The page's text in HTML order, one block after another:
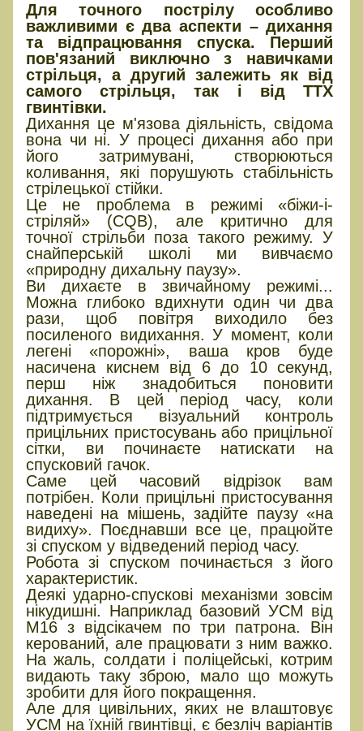
Для точного пострілу особливо
важливими є два аспекти – дихання
та відпрацювання спуска. Перший
пов'язаний виключно з навичками
стрільця, а другий залежить як від
самого стрільця, так і від ТТХ
гвинтівки.
Дихання це м'язова діяльність, свідома
вона чи ні. У процесі дихання або при
його затримувані, створюються
коливання, які порушують стабільність
стрілецької стійки.
Це не проблема в режимі «біжи-і-
стріляй» (CQB), але критично для
точної стрільби поза такого режиму. У
снайперській школі ми вивчаємо
«природну дихальну паузу».
Ви дихаєте в звичайному режимі...
Можна глибоко вдихнути один чи два
рази, щоб повітря виходило без
посиленого видихання. У момент, коли
легені «порожні», ваша кров буде
насичена киснем від 6 до 10 секунд,
перш ніж знадобиться поновити
дихання. В цей період часу, коли
підтримується візуальний контроль
прицільних пристосувань або прицільної
сітки, ви починаєте натискати на
спусковий гачок.
Саме цей часовий відрізок вам
потрібен. Коли прицільні пристосування
наведені на мішень, задійте паузу «на
видиху». Поєднавши все це, працюйте
зі спуском у відведений період часу.
Робота зі спуском починається з його
характеристик.
Деякі ударно-спускові механізми зовсім
нікудишні. Наприклад базовий УСМ від
М16 з відсікачем по три патрона. Він
керований, але працювати з ним важко.
На жаль, солдати і поліцейські, котрим
видають таку зброю, мало що можуть
зробити для його покращення.
Але для цивільних, яких не влаштовує
УСМ на їхній гвинтівці, є безліч варіантів